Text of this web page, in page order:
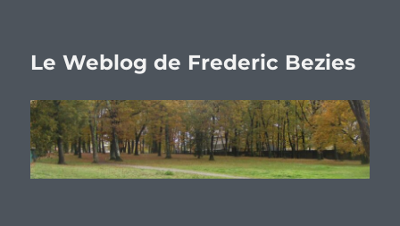
Le Weblog de Frederic Bezies